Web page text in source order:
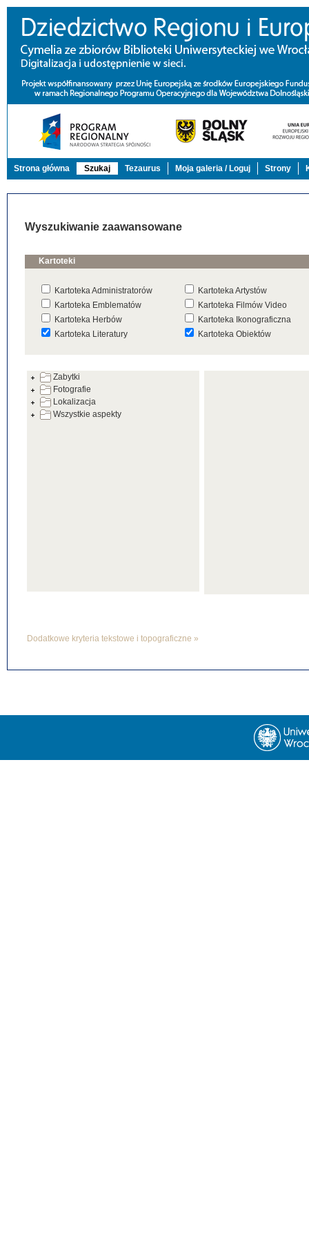
Strona główna Szukaj Tezaurus Moja galeria / Loguj Strony
Wyszukiwanie zaawansowane
Kartoteki
Kartoteka Administratorów
Kartoteka Artystów
Kartoteka Emblematów
Kartoteka Filmów Video
Kartoteka Herbów
Kartoteka Ikonograficzna
Kartoteka Literatury
Kartoteka Obiektów
Kartoteka Warsztatów
Kartoteka Zabytków
Zabytki
Fotografie
Lokalizacja
Wszystkie aspekty
Dodatkowe kryteria tekstowe i topograficzne »